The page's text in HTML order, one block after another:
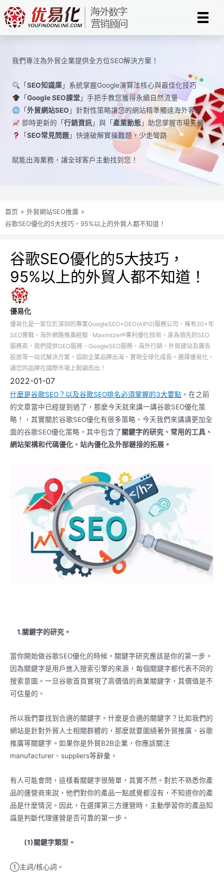
Skip
to
content
我們專注為外貿企業提供全方位SEO解決方案！
「 SEO知識庫」系統掌握Google演算法核心與最佳化技巧
「 Google SEO課堂」手把手教您獲得永續自然流量
「 外貿網站SEO 」針對性策略讓您的網站精準觸達海外客戶
即時更新的「 行銷資訊」與「 產業動態」助您掌握市場先機
「 SEO常見問題」快速破解實操難題，少走彎路
賦能出海業務，讓全球​​客戶主動找到您！
首页 » 外貿網站SEO推廣 »
谷歌SEO優化的5大技巧，95%以上的外貿人都不知道！
谷歌SEO優化的5大技巧，
95%以上的外貿人都不知道！
優易化
優易化是一家位於深圳的專業GoogleSEO+GEO(AIPO)服務公司，擁有20+年
SEO實戰，海外網路推廣經驗 · Maximizer®專利優化技術。身為領先的SEO
服務商，我們提供GEO服務、GoogleSEO服務、海外行銷、外貿建站及廣告
投放等一站式解決方案，協助企業品牌出海，實現全球化成長。選擇優易化，
讓您的品牌在國際市場上脫穎而出！
2022-01-07
什麼是谷歌SEO？以及谷歌SEO排名必須掌握的3大要點 ，在之前
的文章當中已經提到過了，那麼今天就來講一講谷歌SEO優化策
略！，其實關於谷歌SEO優化有很多策略，今天我們來講講更加全
面的谷歌SEO優化策略，其中包含了 關鍵字的研究、常用的工具、
網站架構和代碼優化、站內優化及外部鏈接的拓展。
1.關鍵字的研究。
當你開始做谷歌SEO優化的時候，關鍵字研究應該是你的第一步。
因為關鍵字是用戶進入搜索引擎的來源，每個關鍵字都代表不同的
搜索意圖。一旦谷歌首頁實現了高價值的商業關鍵字，其價值是不
可估量的。
所以我們要找到合適的關鍵字。什麼是合適的關鍵字？比如我們的
網站是針對外貿人士相關群體的，那麼就要圍繞著外貿推廣、谷歌
推廣等關鍵字。如果你是外貿B2B企業，你應該關注
manufacturer、suppliers等辭彙。
有人可能會問，這樣看關鍵字很簡單，其實不然。對於不熟悉你產
品的運營商來說，他們對你的產品一點感覺都沒有，不知道你的產
品是什麼情況。因此，在選擇第三方運營時，主動學習你的產品知
識是判斷代理運營是否可靠的第一步。
(1)關鍵字類型。
①主詞/核心詞。